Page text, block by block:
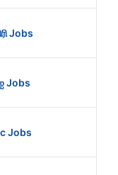
Jobs
Jobs
Jobs